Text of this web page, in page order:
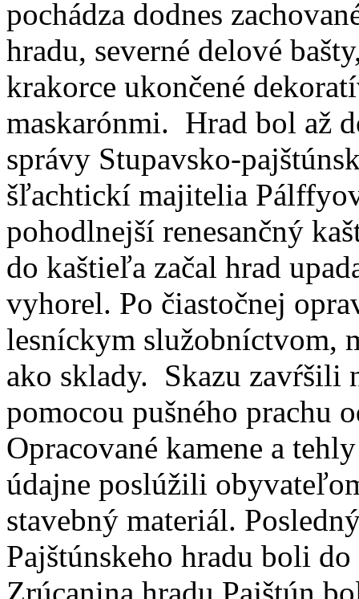
pochádza dodnes
hradu, severné delové
krakorce ukončené
maskarónmi. Hrad bol až
správy Stupavsko-
šľachtickí majitelia
pohodlnejší renesančný
do kaštieľa začal hrad
vyhorel. Po čiastočnej
lesníckym služobníctvom,
ako sklady. Skazu zavŕšili
pomocou pušného prachu
Opracované kamene a
údajne poslúžili
stavebný materiál.
Pajštúnskeho hradu boli